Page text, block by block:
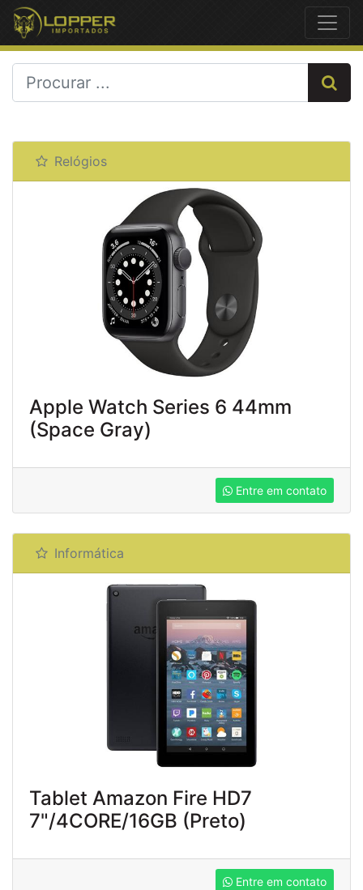
Relógios
Apple Watch Series 6 44mm
(Space Gray)
Entre em contato
Informática
Tablet Amazon Fire HD7
7"/4CORE/16GB (Preto)
Entre em contato